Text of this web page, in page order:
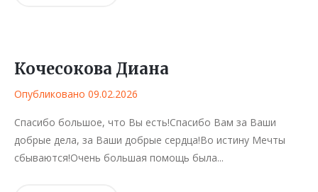
Кочесокова Диана
Опубликовано 09.02.2026
Спасибо большое, что Вы есть!Спасибо Вам за Ваши
добрые дела, за Ваши добрые сердца!Во истину Мечты
сбываются!Очень большая помощь была...